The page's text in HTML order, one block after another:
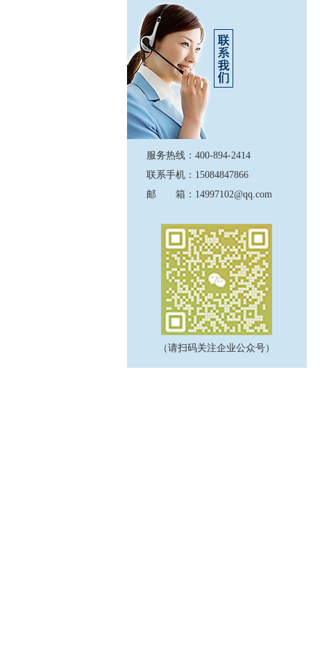
服务热线：400-894-2414
联系手机：15084847866
邮 箱：14997102@qq.com
（请扫码关注企业公众号）